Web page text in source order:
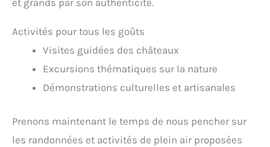
Activités pour tous les goûts
Visites guidées des châteaux
Excursions thématiques sur la nature
Démonstrations culturelles et artisanales
Prenons maintenant le temps de nous pencher sur
les randonnées et activités de plein air proposées